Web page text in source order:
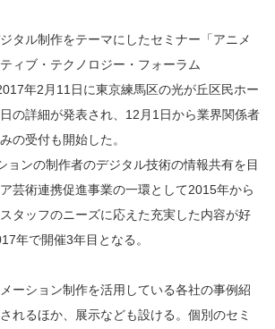
タル制作をテーマにしたセミナー「アニメ
ィブ・テクノロジー・フォーラム
年2月11日に東京練馬区の光が丘区民ホー
の詳細が発表され、12月1日から業界関係者
の受付も開始した。
ョンの制作者のデジタル技術の情報共有を目
芸術連携促進事業の一環として2015年から
タッフのニーズに応えた充実した内容が好
年で開催3年目となる。
ーション制作を活用している各社の事例紹
れるほか、展示なども設ける。個別のセミ